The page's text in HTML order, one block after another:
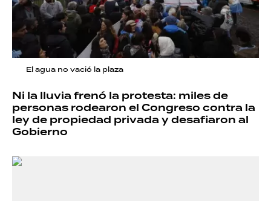
El agua no vació la plaza
Ni la lluvia frenó la protesta: miles de
personas rodearon el Congreso contra la
ley de propiedad privada y desafiaron al
Gobierno